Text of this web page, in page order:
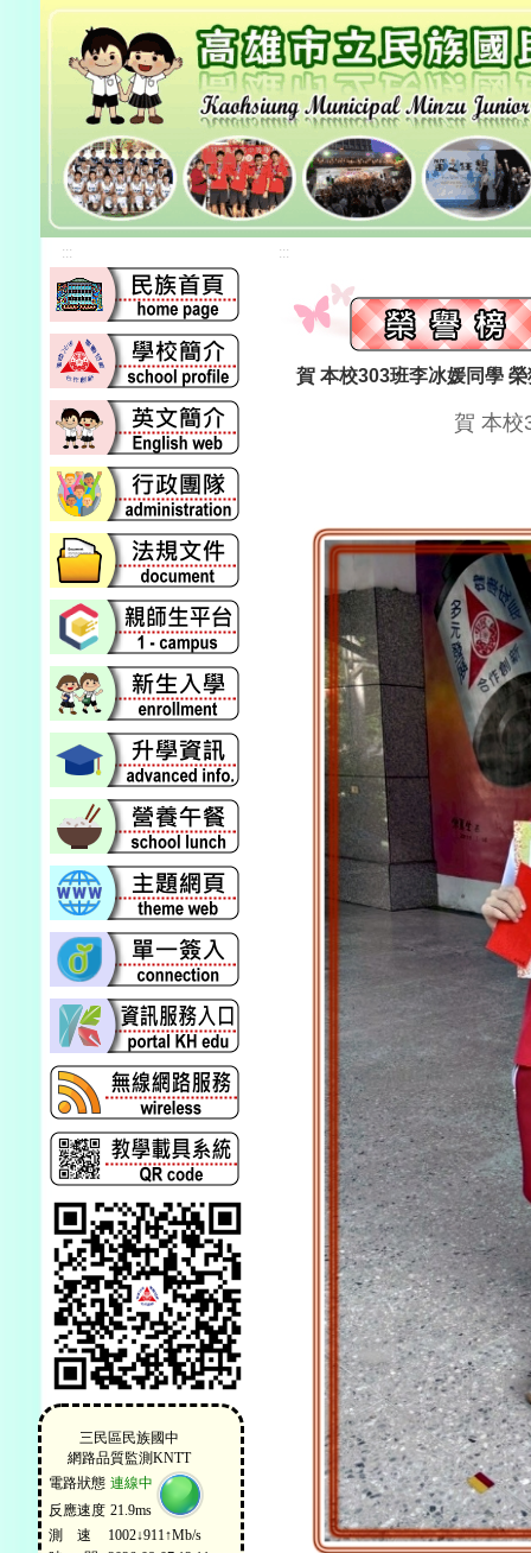
::: :::
賀 本校303班李冰媛同學
賀 本校